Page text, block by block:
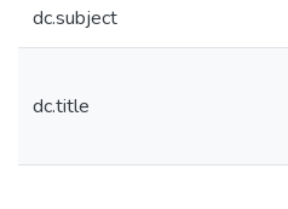
dc.subject
dc.title